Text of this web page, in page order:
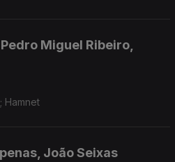
Miguel Ribeiro,
Hamnet
João Seixas